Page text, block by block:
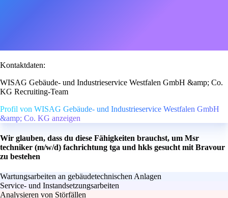
Kontaktdaten:
WISAG Gebäude- und Industrieservice Westfalen GmbH &amp; Co.
KG Recruiting-Team
Profil von WISAG Gebäude- und Industrieservice Westfalen GmbH
&amp; Co. KG anzeigen
Wir glauben, dass du diese Fähigkeiten brauchst, um Msr
techniker (m/w/d) fachrichtung tga und hkls gesucht mit Bravour
zu bestehen
Wartungsarbeiten an gebäudetechnischen Anlagen
Service- und Instandsetzungsarbeiten
Analysieren von Störfällen